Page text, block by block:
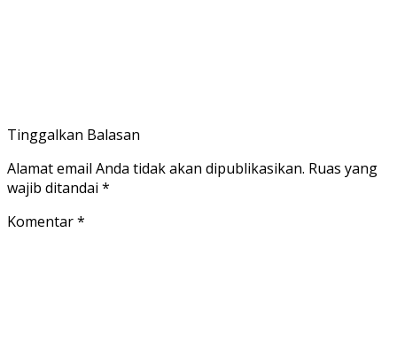
Tinggalkan Balasan
Alamat email Anda tidak akan dipublikasikan. Ruas yang
wajib ditandai *
Komentar*